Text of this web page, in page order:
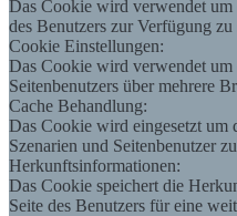
Das Cookie wird verwendet um
des Benutzers zur Verfügung zu
Cookie Einstellungen:
Das Cookie wird verwendet
Seitenbenutzers über mehrere
Cache Behandlung:
Das Cookie wird eingesetzt um
Szenarien und Seitenbenutzer
Herkunftsinformationen:
Das Cookie speichert die
Seite des Benutzers für eine